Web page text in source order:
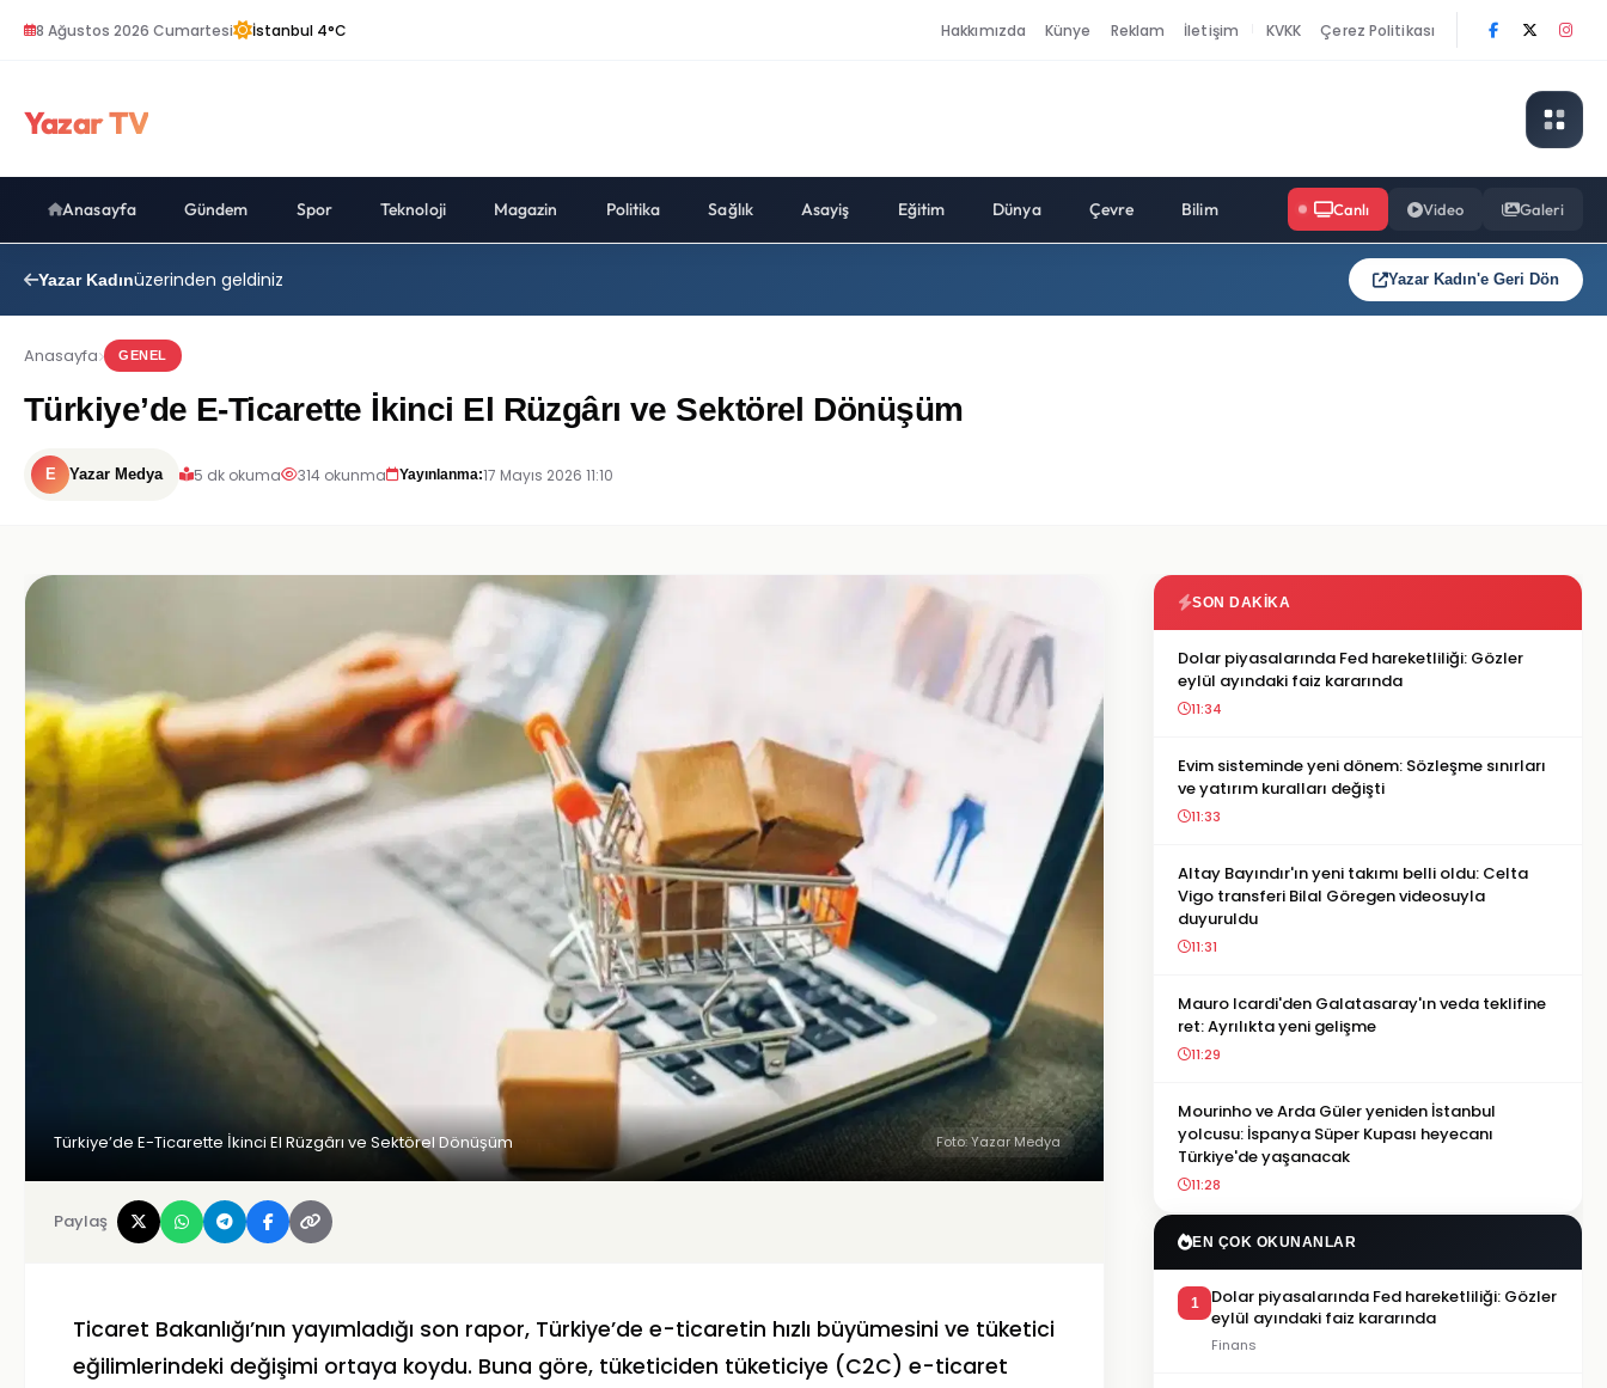
8 Ağustos 2026 Cumartesi İstanbul 4°C Hakkımızda Künye Reklam İletişim KVKK Çerez Politikası
Yazar TV
Anasayfa Gündem Spor Teknoloji Magazin Politika Sağlık Asayiş Eğitim Dünya Çevre Bilim Canlı Video Galeri
Yazar Kadınüzerinden geldiniz Yazar Kadın'e Geri Dön
Anasayfa GENEL
Türkiye’de E-Ticarette İkinci El Rüzgârı ve Sektörel Dönüşüm
E Yazar Medya 5 dk okuma 314 okunma Yayınlanma:17 Mayıs 2026 11:10
Türkiye’de E-Ticarette İkinci El Rüzgârı ve Sektörel Dönüşüm Foto: Yazar Medya
Paylaş
Ticaret Bakanlığı’nın yayımladığı son rapor, Türkiye’de e-ticaretin hızlı büyümesini ve tüketici
eğilimlerindeki değişimi ortaya koydu. Buna göre, tüketiciden tüketiciye (C2C) e-ticaret
SON DAKIKA
Dolar piyasalarında Fed hareketliliği: Gözler
eylül ayındaki faiz kararında
11:34
Evim sisteminde yeni dönem: Sözleşme sınırları
ve yatırım kuralları değişti
11:33
Altay Bayındır'ın yeni takımı belli oldu: Celta
Vigo transferi Bilal Göregen videosuyla
duyuruldu
11:31
Mauro Icardi'den Galatasaray'ın veda teklifine
ret: Ayrılıkta yeni gelişme
11:29
Mourinho ve Arda Güler yeniden İstanbul
yolcusu: İspanya Süper Kupası heyecanı
Türkiye'de yaşanacak
11:28
EN ÇOK OKUNANLAR
1
Dolar piyasalarında Fed hareketliliği: Gözler
eylül ayındaki faiz kararında
Finans